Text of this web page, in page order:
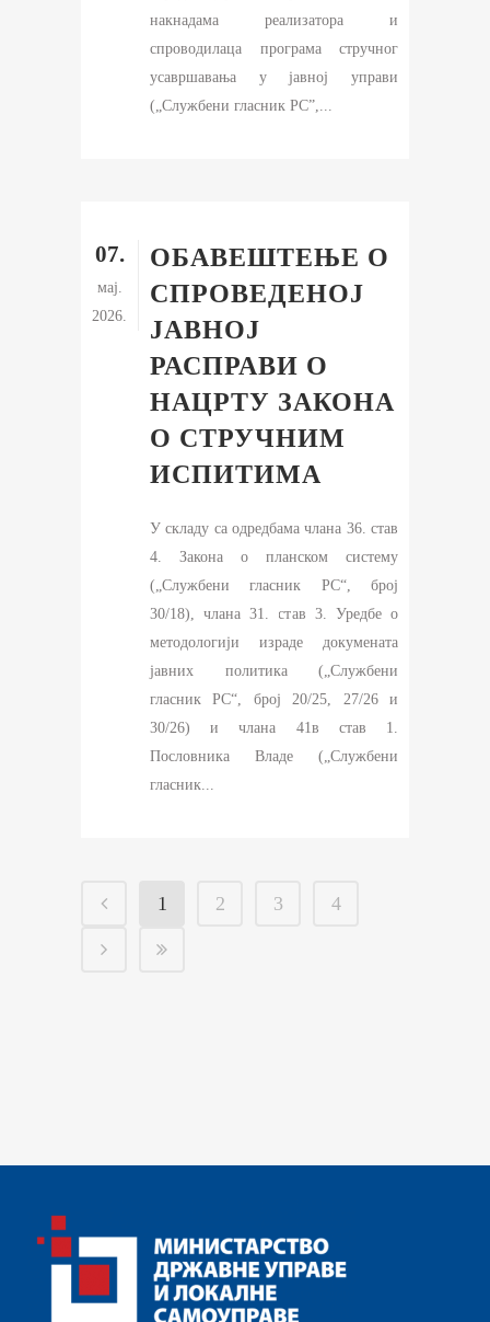
накнадама реализатора и
спроводилаца програма стручног
усавршавања у јавној управи
(„Службени гласник РС”,...
07.
мај.
2026.
ОБАВЕШТЕЊЕ О
СПРОВЕДЕНОЈ
ЈАВНОЈ
РАСПРАВИ О
НАЦРТУ ЗАКОНА
О СТРУЧНИМ
ИСПИТИМА
У складу са одредбама члана 36. став
4. Закона о планском систему
(„Службени гласник РС“, број
30/18), члана 31. став 3. Уредбе о
методологији израде докумената
јавних политика („Службени
гласник РС“, број 20/25, 27/26 и
30/26) и члана 41в став 1.
Пословника Владе („Службени
гласник...
1 2 3 4